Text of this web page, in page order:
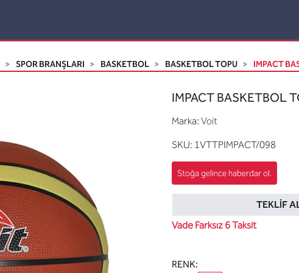
SPOR BRANŞLARI BASKETBOL BASKETBOL TOPU IMPACT
IMPACT BASKETBOL
Marka: Voit
SKU: 1VTTPIMPACT/098
TEKLIF
Vade Farksız 6 Taksit
RENK: